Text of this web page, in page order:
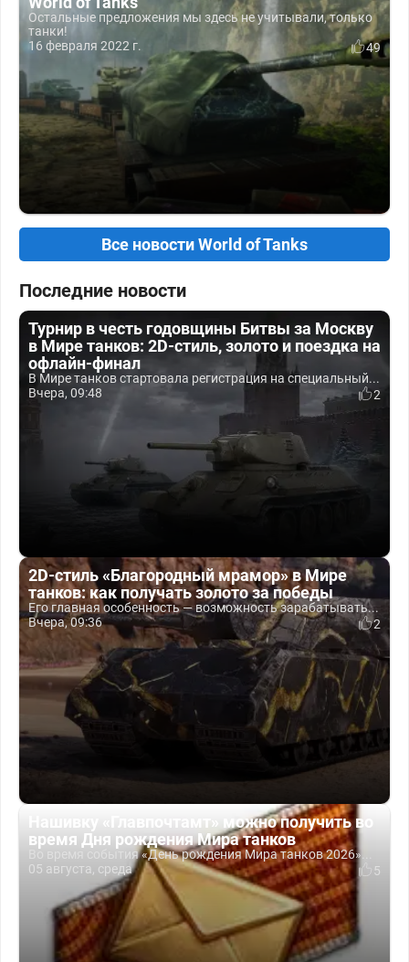
Остальные предложения мы здесь не учитывали, только
танки!
16 февраля 2022 г.
49
Все новости World of Tanks
Последние новости
Турнир в честь годовщины Битвы за Москву
в Мире танков: 2D-стиль, золото и поездка на
офлайн-финал
В Мире танков стартовала регистрация на специальный...
Вчера, 09:48
2
2D-стиль «Благородный мрамор» в Мире
танков: как получать золото за победы
Его главная особенность — возможность зарабатывать...
Вчера, 09:36
2
Нашивку «Главпочтамт» можно получить во
время Дня рождения Мира танков
Во время события «День рождения Мира танков 2026»...
05 августа, среда
5